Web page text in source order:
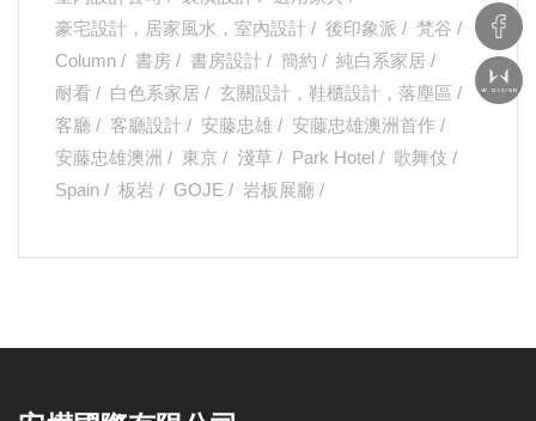
豪宅設計，居家風水，室內設計
後印象派
梵谷
Column
書房 書房設計 簡約
純白系家居
耐看
白色系家居
玄關設計，鞋櫃設計，落塵區
客廳
客廳設計 安藤忠雄
安藤忠雄澳洲首作
安藤忠雄澳洲
東京 淺草 Park Hotel
歌舞伎
Spain
板岩 GOJE 岩板展廳